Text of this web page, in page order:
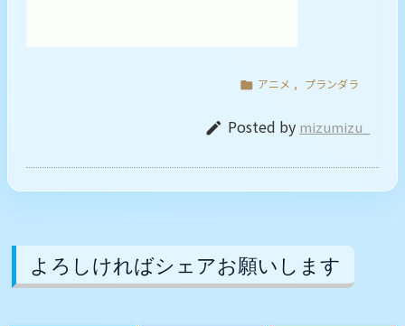
 アニメ , プランダラ
 Posted by mizumizu_
よろしければシェアお願いします